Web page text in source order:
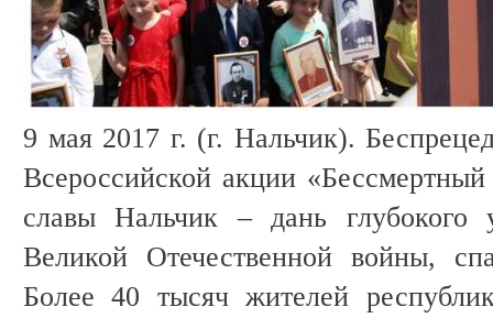
9 мая 2017 г. (г. Нальчик).
Всероссийской акции
славы Нальчик – дань глубокого
Великой Отечественной войны,
Более 40 тысяч жителей